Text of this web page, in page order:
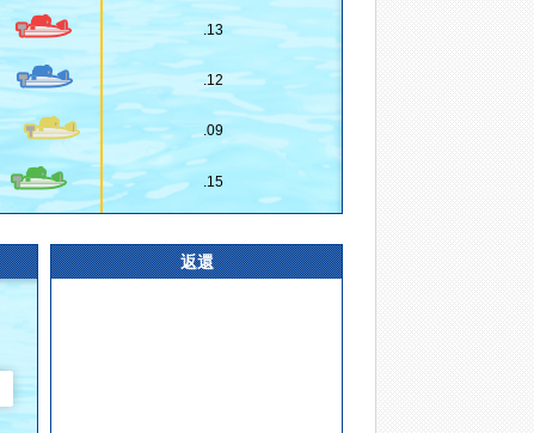
.13
.12
.09
.15
返還